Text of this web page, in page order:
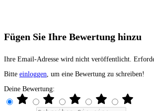
Fügen Sie Ihre Bewertung hinzu
Ihre Email-Adresse wird nicht veröffentlicht.
Bitte einloggen, um eine Bewertung zu schreiben!
Deine Bewertung: